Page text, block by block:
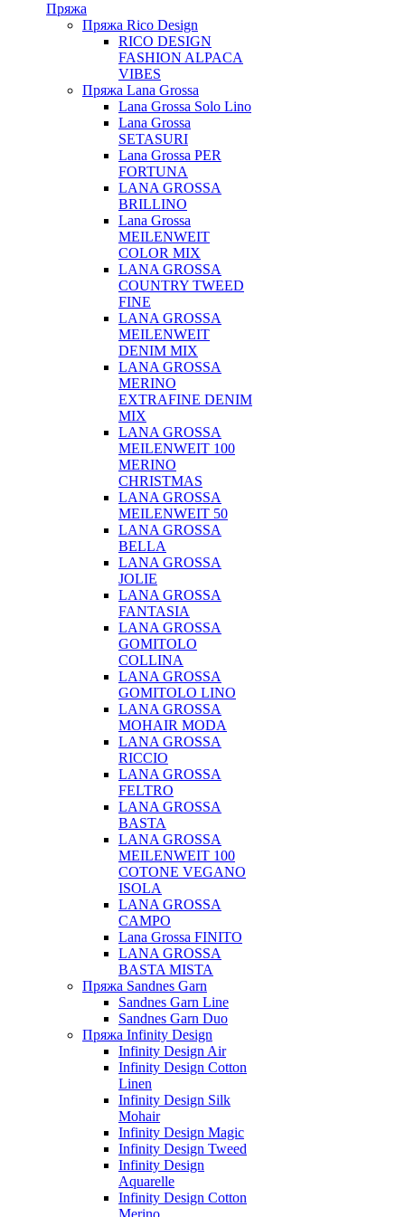
Пряжа
Пряжа Rico Design
RICO DESIGN
FASHION ALPACA
VIBES
Пряжа Lana Grossa
Lana Grossa Solo Lino
Lana Grossa
SETASURI
Lana Grossa PER
FORTUNA
LANA GROSSA
BRILLINO
Lana Grossa
MEILENWEIT
COLOR MIX
LANA GROSSA
COUNTRY TWEED
FINE
LANA GROSSA
MEILENWEIT
DENIM MIX
LANA GROSSA
MERINO
EXTRAFINE DENIM
MIX
LANA GROSSA
MEILENWEIT 100
MERINO
CHRISTMAS
LANA GROSSA
MEILENWEIT 50
LANA GROSSA
BELLA
LANA GROSSA
JOLIE
LANA GROSSA
FANTASIA
LANA GROSSA
GOMITOLO
COLLINA
LANA GROSSA
GOMITOLO LINO
LANA GROSSA
MOHAIR MODA
LANA GROSSA
RICCIO
LANA GROSSA
FELTRO
LANA GROSSA
BASTA
LANA GROSSA
MEILENWEIT 100
COTONE VEGANO
ISOLA
LANA GROSSA
CAMPO
Lana Grossa FINITO
LANA GROSSA
BASTA MISTA
Пряжа Sandnes Garn
Sandnes Garn Line
Sandnes Garn Duo
Пряжа Infinity Design
Infinity Design Air
Infinity Design Cotton
Linen
Infinity Design Silk
Mohair
Infinity Design Magic
Infinity Design Tweed
Infinity Design
Aquarelle
Infinity Design Cotton
Merino